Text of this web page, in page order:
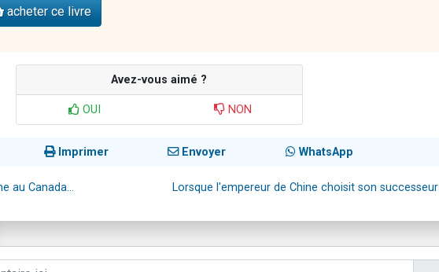
acheter ce livre
Avez-vous aimé ?
OUI NON
Imprimer Envoyer WhatsApp
au Canada… Lorsque l'empereur de Chine choisit son successeur